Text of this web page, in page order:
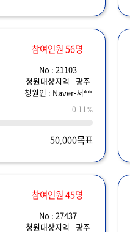
참여인원 56명
No : 21103
청원대상지역 : 광주
청원인 : Naver-서**
0.11%
50,000목표
참여인원 45명
No : 27437
청원대상지역 : 광주